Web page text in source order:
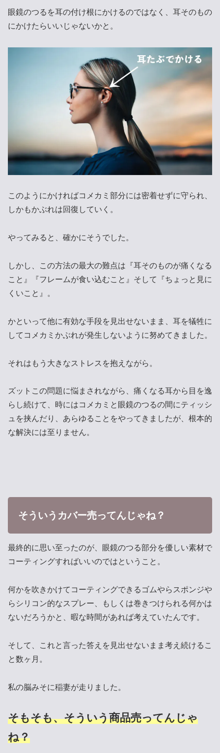
眼鏡のつるを耳の付け根にかけるのではなく、耳そのもの
にかけたらいいじゃないかと。
このようにかければコメカミ部分には密着せずに守られ、
しかもかぶれは回復していく。
やってみると、確かにそうでした。
しかし、この方法の最大の難点は『耳そのものが痛くなる
こと』『フレームが食い込むこと』そして『ちょっと見に
くいこと』。
かといって他に有効な手段を見出せないまま、耳を犠牲に
してコメカミかぶれが発生しないように努めてきました。
それはもう大きなストレスを抱えながら。
ズットこの問題に悩まされながら、痛くなる耳から目を逸
らし続けて、時にはコメカミと眼鏡のつるの間にティッシ
ュを挟んだり、あらゆることをやってきましたが、根本的
な解決には至りません。
そういうカバー売ってんじゃね？
最終的に思い至ったのが、眼鏡のつる部分を優しい素材で
コーティングすればいいのではということ。
何かを吹きかけてコーティングできるゴムやらスポンジや
らシリコン的なスプレー、もしくは巻きつけられる何かは
ないだろうかと、暇な時間があれば考えていたんです。
そして、これと言った答えを見出せないまま考え続けるこ
と数ヶ月。
私の脳みそに稲妻が走りました。
そもそも、そういう商品売ってんじゃ
ね？